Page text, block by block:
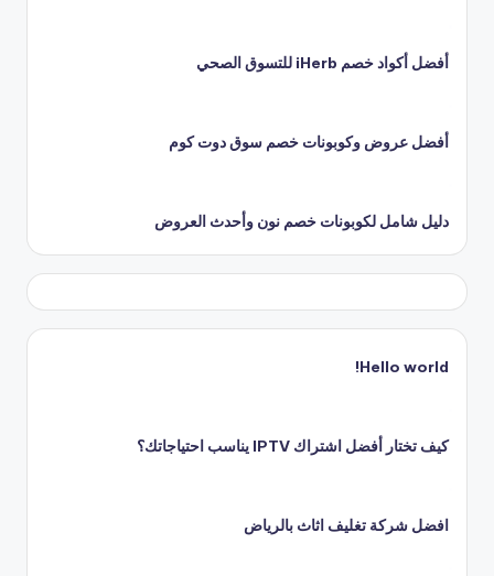
أفضل أكواد خصم iHerb للتسوق الصحي
أفضل عروض وكوبونات خصم سوق دوت كوم
دليل شامل لكوبونات خصم نون وأحدث العروض
Hello world!
كيف تختار أفضل اشتراك IPTV يناسب احتياجاتك؟
افضل شركة تغليف اثاث بالرياض